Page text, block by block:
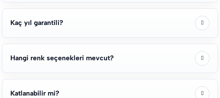
Kaç yıl garantili?
Hangi renk seçenekleri mevcut?
Katlanabilir mi?